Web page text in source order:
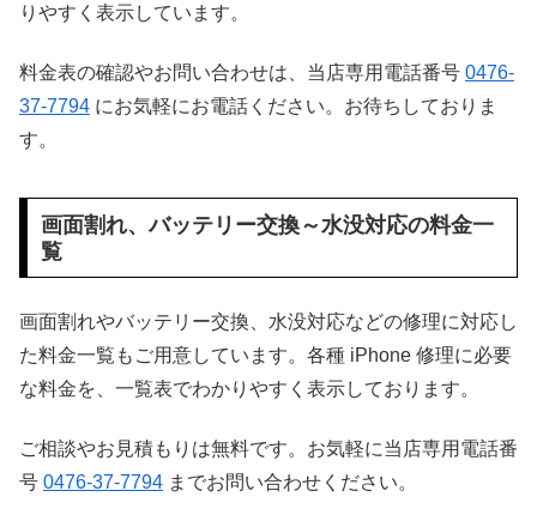
りやすく表示しています。
料金表の確認やお問い合わせは、当店専用電話番号 0476-
37-7794 にお気軽にお電話ください。お待ちしておりま
す。
画面割れ、バッテリー交換～水没対応の料金一
覧
画面割れやバッテリー交換、水没対応などの修理に対応し
た料金一覧もご用意しています。各種 iPhone 修理に必要
な料金を、一覧表でわかりやすく表示しております。
ご相談やお見積もりは無料です。お気軽に当店専用電話番
号 0476-37-7794 までお問い合わせください。